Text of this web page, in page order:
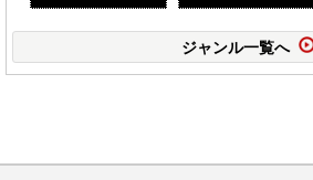
ジャンル一覧へ